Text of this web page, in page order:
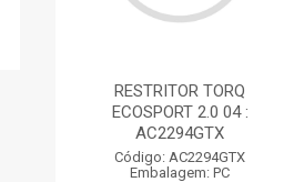
RESTRITOR TORQ
ECOSPORT 2.0 04 :
AC2294GTX
Código: AC2294GTX
Embalagem: PC